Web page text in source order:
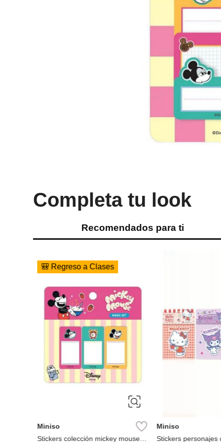
Completa tu look
Recomendados para ti
🎒 Regreso a Clases
Miniso
Stickers colección mickey mouse
Miniso
Stickers personajes